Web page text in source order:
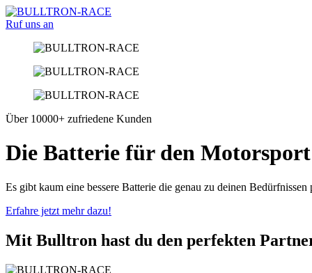
Ruf uns an
Über 10000+ zufriedene Kunden
Die Batterie für den Motorsport
Es gibt kaum eine bessere Batterie die genau zu deinen
Erfahre jetzt mehr dazu!
Mit Bulltron hast du den perfekten